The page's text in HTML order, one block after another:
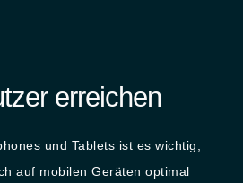
erreichen
und Tablets ist es wichtig,
auf mobilen Geräten optimal